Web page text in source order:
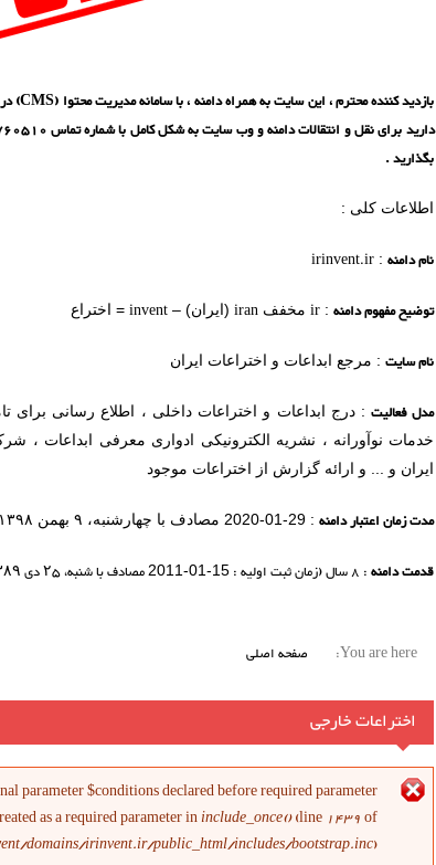
بگذارید .
اطلاعات کلی :
نام دامنه:
irinvent.ir
توضیح مفهوم دامنه:
irمخفف iran(ایران) – invent= اختراع
نام سایت: مرجع ابداعات و اختراعات ایران
مدل فعالیت: درج ابداعات و اختراعات داخلی ، اطلاع رسانی برای
خدمات نوآورانه ، نشریه الکترونیکی ادواری معرفی ابداعات ،
ایران و ... و ارائه گزارش از اختراعات موجود
مدت زمان اعتبار دامنه: 29-01-2020 مصادف با چهارشنبه، ۹ بهمن ۱۳۹۸
قدمت دامنه: 8 سال (زمان ثبت اولیه : 2011-01-15مصادف با شنبه،۲۵دی
You are here: صفحه اصلی
اختراعات خارجی
پیغام خطا
parameter $conditions declared before required parameter
as a required parameter ininclude_once()(line 1439of
domains/irinvent.ir/public_html/includes/bootstrap.inc).